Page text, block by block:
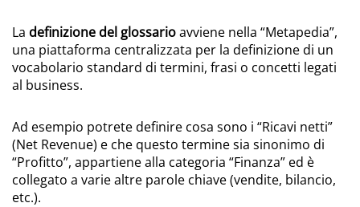
La definizione del glossarioavviene nella “Metapedia”,
una piattaforma centralizzata per la definizione di un
vocabolario standard di termini, frasi o concetti legati
al business.
Ad esempio potrete definire cosa sono i “Ricavi netti”
(Net Revenue) e che questo termine sia sinonimo di
“Profitto”, appartiene alla categoria “Finanza” ed è
collegato a varie altre parole chiave (vendite, bilancio,
etc.).